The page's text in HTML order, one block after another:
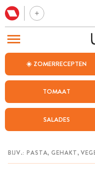
☀️ ZOMERRECEPTEN
TOMAAT
SALADES
BEZOEK ONZE ANDERE WEBSITES
WEEKMENU
CHAT MET MAIA
MIJN BEWAARDE RECEPTEN